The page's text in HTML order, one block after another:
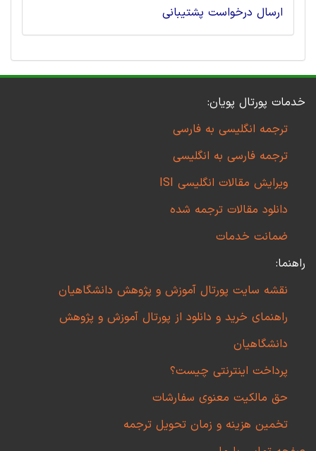
ارسال درخواست پشتیبانی
خدمات پورتال پویان:
ترجمه انگلیسی به فارسی
ترجمه فارسی به انگلیسی
ویرایش مقالات انگلیسی ISI
دانلود مقالات ترجمه شده
ضمانت خدمات
راهنما:
نقشه سایت پورتال آموزش و پژوهش دانشگاهیان
راهنمای خرید و دانلود از پورتال آموزش و پژوهش
دانشگاهیان
پرداخت اینترنتی چیست؟
حق مالکیت معنوی سفارشات
تخمین هزینه و زمان تحویل ترجمه